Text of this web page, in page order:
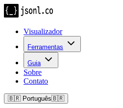
Visualizador
Ferramentas
Guia
Sobre
Contato
🇧🇷 Português🇧🇷